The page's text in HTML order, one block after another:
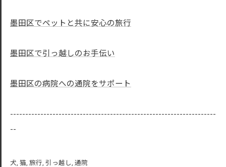
墨田区でペットと共に安心の旅行
墨田区で引っ越しのお手伝い
墨田区の病院への通院をサポート
--------------------------------------------------------------------
--
犬 猫 旅行 引っ越し 通院